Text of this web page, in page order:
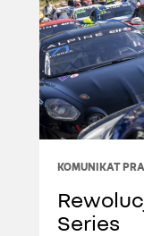
KOMUNIKAT
Series